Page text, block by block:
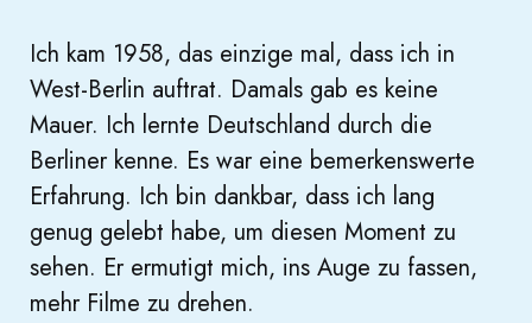
Ich kam 1958, das einzige mal, dass ich in
West-Berlin auftrat. Damals gab es keine
Mauer. Ich lernte Deutschland durch die
Berliner kenne. Es war eine bemerkenswerte
Erfahrung. Ich bin dankbar, dass ich lang
genug gelebt habe, um diesen Moment zu
sehen. Er ermutigt mich, ins Auge zu fassen,
mehr Filme zu drehen.